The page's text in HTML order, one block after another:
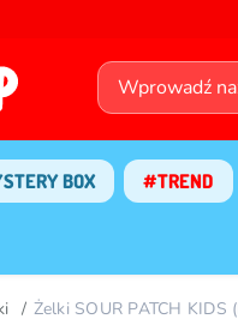
BOX #TREND
Żelki SOUR PATCH KIDS